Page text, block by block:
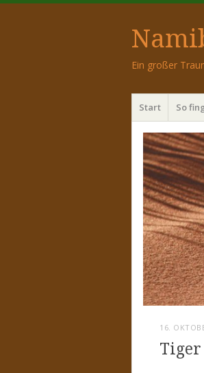
Ein großer
Menü
Zum
Inhalt
springen
Start So
16.